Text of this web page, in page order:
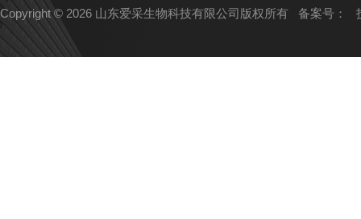
Copyright © 2026 山东爱采生物科技有限公司版权所有 备案号：